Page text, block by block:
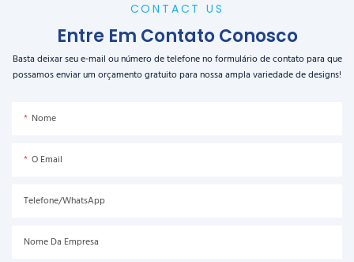
CONTACT US
Entre Em Contato Conosco
Basta deixar seu e-mail ou número de telefone no formulário de contato para que
possamos enviar um orçamento gratuito para nossa ampla variedade de designs!
Nome
O Email
Telefone/WhatsApp
Nome Da Empresa